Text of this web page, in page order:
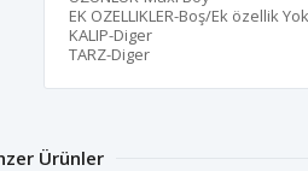
EK OZELLIKLER-Boş/Ek özellik Yok
KALIP-Diger
TARZ-Diger
Ürünler